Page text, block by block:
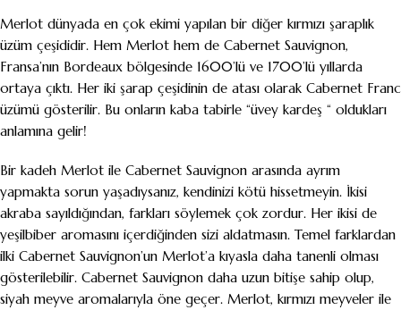
Merlot dünyada en çok ekimi yapılan bir diğer kırmızı şaraplık
üzüm çeşididir. Hem Merlot hem de Cabernet Sauvignon,
Fransa’nın Bordeaux bölgesinde 1600’lü ve 1700’lü yıllarda
ortaya çıktı. Her iki şarap çeşidinin de atası olarak Cabernet Franc
üzümü gösterilir. Bu onların kaba tabirle “üvey kardeş “ oldukları
anlamına gelir!
Bir kadeh Merlot ile Cabernet Sauvignon arasında ayrım
yapmakta sorun yaşadıysanız, kendinizi kötü hissetmeyin. İkisi
akraba sayıldığından, farkları söylemek çok zordur. Her ikisi de
yeşilbiber aromasını içerdiğinden sizi aldatmasın. Temel farklardan
ilki Cabernet Sauvignon’un Merlot’a kıyasla daha tanenli olması
gösterilebilir. Cabernet Sauvignon daha uzun bitişe sahip olup,
siyah meyve aromalarıyla öne geçer. Merlot, kırmızı meyveler ile